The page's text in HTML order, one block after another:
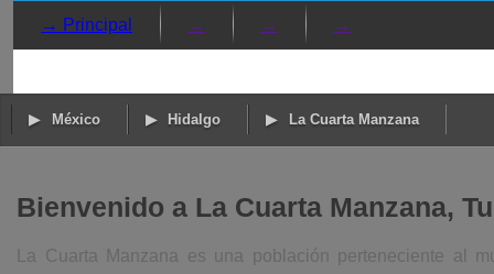
→ Principal → → →
México Hidalgo La Cuarta Manzana
Bienvenido a La Cuarta Manzana,
La Cuarta Manzana es una población perteneciente al